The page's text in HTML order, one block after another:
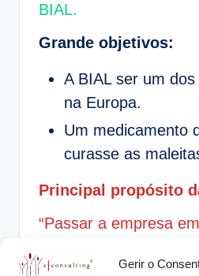
Gerir o
BIAL.
Grande objetivos:
A BIAL ser um
na Europa.
Um medicamento
curasse as
Principal propósito
“Passar a empresa